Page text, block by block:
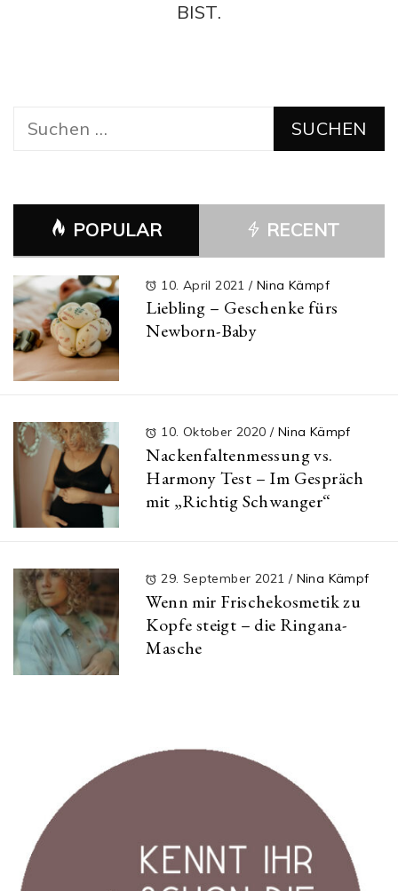
BIST.
Suchen
POPULAR RECENT
10. April 2021/ Nina Kämpf
Liebling – Geschenke fürs
Newborn-Baby
10. Oktober 2020 / Nina Kämpf
Nackenfaltenmessung vs.
Harmony Test – Im Gespräch
mit „Richtig Schwanger“
29. September 2021 / Nina Kämpf
Wenn mir Frischekosmetik zu
Kopfe steigt – die Ringana-
Masche